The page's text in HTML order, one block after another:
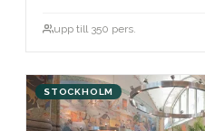
upp till 350 pers.
STOCKHOLM